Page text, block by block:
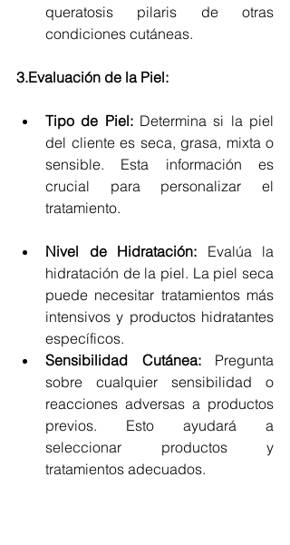
queratosis pilaris de otras
condiciones cutáneas.
3.Evaluación de la Piel:
Tipo de Piel: Determina si la piel
del cliente es seca, grasa, mixta o
sensible. Esta información es
crucial para personalizar el
tratamiento.
Nivel de Hidratación: Evalúa la
hidratación de la piel. La piel seca
puede necesitar tratamientos más
intensivos y productos hidratantes
específicos.
Sensibilidad Cutánea: Pregunta
sobre cualquier sensibilidad o
reacciones adversas a productos
previos. Esto ayudará a
seleccionar productos y
tratamientos adecuados.